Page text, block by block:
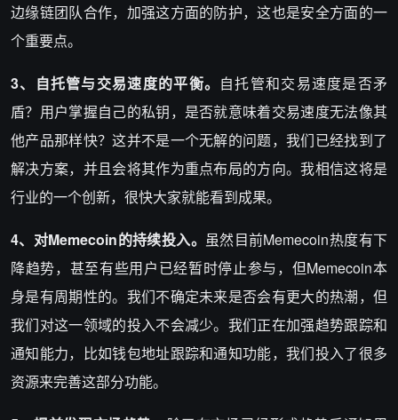
边缘链团队合作，加强这方面的防护，这也是安全方面的一
个重要点。
3、自托管与交易速度的平衡。 自托管和交易速度是否矛
盾？用户掌握自己的私钥，是否就意味着交易速度无法像其
他产品那样快？这并不是一个无解的问题，我们已经找到了
解决方案，并且会将其作为重点布局的方向。我相信这将是
行业的一个创新，很快大家就能看到成果。
4、对Memecoin的持续投入。 虽然目前Memecoin热度有下
降趋势，甚至有些用户已经暂时停止参与，但Memecoin本
身是有周期性的。我们不确定未来是否会有更大的热潮，但
我们对这一领域的投入不会减少。我们正在加强趋势跟踪和
通知能力，比如钱包地址跟踪和通知功能，我们投入了很多
资源来完善这部分功能。